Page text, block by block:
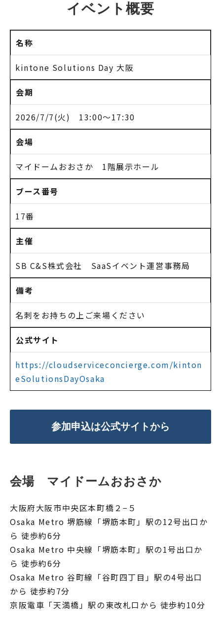
イベント概要
名称
kintone Solutions Day 大阪
会期
2026/7/7(火) 13:00～17:30
会場
マイドームおおさか 1階展示ホール
ブース番号
17番
主催
SB C&S株式会社 SaaSイベント運営事務局
備考
名刺をお持ちの上ご来場ください
公式サイト
https://cloudserviceconcierge.com/kinton
eSolutionsDayOsaka
参加申込は公式サイトから
会場　マイドームおおさか
大阪府大阪市中央区本町橋２−５
Osaka Metro 堺筋線「堺筋本町」駅の12号出口か
ら 徒歩約6分
Osaka Metro 中央線「堺筋本町」駅の1号出口か
ら 徒歩約6分
Osaka Metro 谷町線「谷町四丁目」駅の4号出口
から 徒歩約7分
京阪電車「天満橋」駅の東改札口から 徒歩約10分